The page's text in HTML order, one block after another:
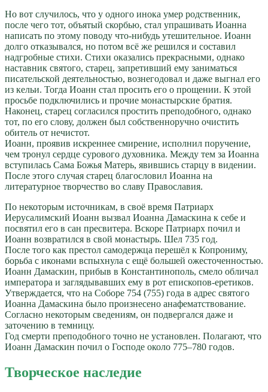
Но вот случилось, что у одного инока умер родственник,
после чего тот, объятый скорбью, стал упрашивать Иоанна
написать по этому поводу что-нибудь утешительное. Иоанн
долго отказывался, но потом всё же решился и составил
надгробные стихи. Стихи оказались прекрасными, однако
наставник святого, старец, запретивший ему заниматься
писательской деятельностью, вознегодовал и даже выгнал его
из кельи. Тогда Иоанн стал просить его о прощении. К этой
просьбе подключились и прочие монастырские братия.
Наконец, старец согласился простить преподобного, однако
тот, по его слову, должен был собственноручно очистить
обитель от нечистот.
Иоанн, проявив искреннее смирение, исполнил поручение,
чем тронул сердце сурового духовника. Между тем за Иоанна
вступилась Сама Божья Матерь, явившись старцу в видении.
После этого случая старец благословил Иоанна на
литературное творчество во славу Православия.
По некоторым источникам, в своё время Патриарх
Иерусалимский Иоанн вызвал Иоанна Дамаскина к себе и
посвятил его в сан пресвитера. Вскоре Патриарх почил и
Иоанн возвратился в свой монастырь. Шел 735 год.
После того как престол самодержца перешёл к Копрониму,
борьба с иконами вспыхнула с ещё большей ожесточенностью.
Иоанн Дамаскин, прибыв в Константинополь, смело обличал
императора и заглядывавших ему в рот епископов-еретиков.
Утверждается, что на Соборе 754 (755) года в адрес святого
Иоанна Дамаскина было произнесено анафематствование.
Согласно некоторым сведениям, он подвергался даже и
заточению в темницу.
Год смерти преподобного точно не установлен. Полагают, что
Иоанн Дамаскин почил о Господе около 775–780 годов.
Творческое наследие